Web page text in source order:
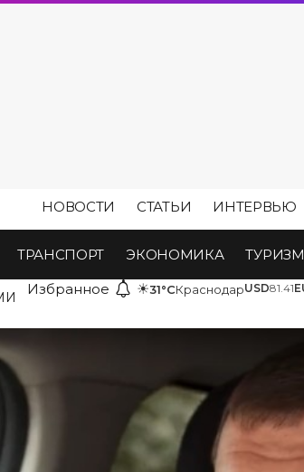
НОВОСТИ СТАТЬИ ИНТЕРВЬЮ
ТРАНСПОРТ ЭКОНОМИКА ТУРИЗМ
Избранное ☀31°CКраснодарUSD81.41